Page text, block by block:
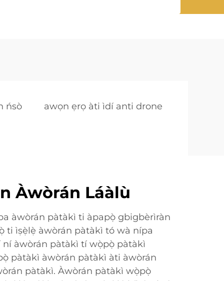
ńsò awọn ẹrọ àti ìdí anti drone
Àwòrán Láàlù
àwòrán pàtàkì ti àpapọ̀ gbigbèrìràn
ti ìṣẹ̀lẹ̀ àwòrán pàtàkì tó wà nípa
ní àwòrán pàtàkì tí wọ̀pọ̀ pàtàkì
pàtàkì àwòrán pàtàkì àti àwòrán
pàtàkì. Àwòrán pàtàkì wọ̀pọ̀